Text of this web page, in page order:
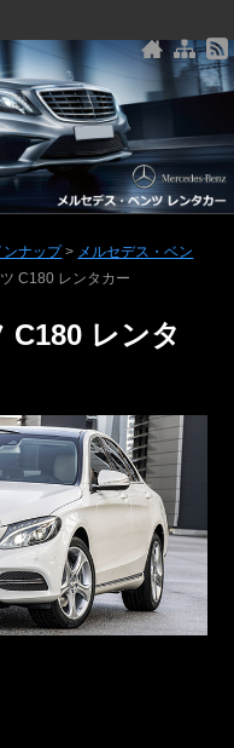
ンナップ> メルセデス・ベン
C180 レンタカー
C180 レンタ